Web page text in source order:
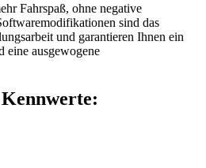
Fahrspaß, ohne negative
sind das
und garantieren Ihnen ein
eine ausgewogene